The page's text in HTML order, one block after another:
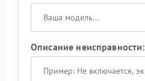
Описание неисправности: